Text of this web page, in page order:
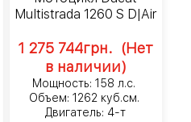
Multistrada 1260 S D|Air
1 275 744грн. (Нет
в наличии)
Мощность: 158 л.с.
Объем: 1262 куб.см.
Двигатель: 4-т